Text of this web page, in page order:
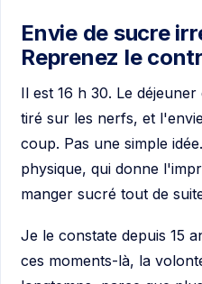
Envie de sucre
Reprenez le
Il est 16 h 30. Le
tiré sur les nerfs, et
coup. Pas une simple
physique, qui donne
manger sucré tout de
Je le constate depuis 15
ces moments-là, la